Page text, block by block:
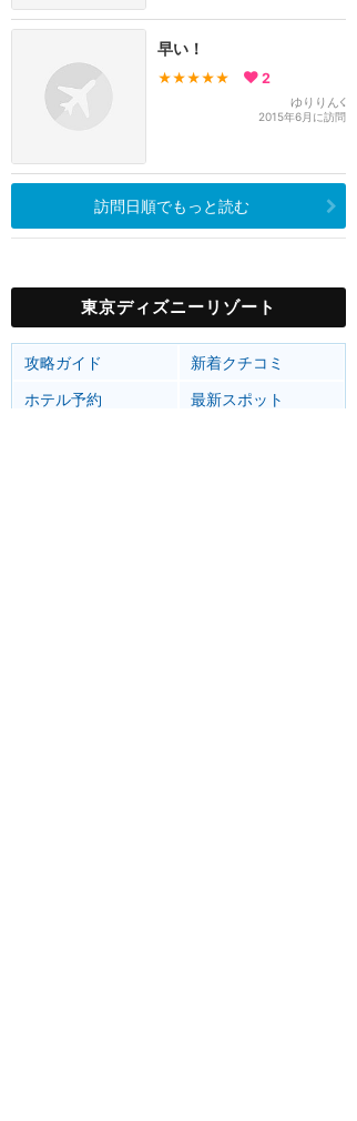
早い！
★★★★★ 2
ゆりりん☇
2015年6月に訪問
訪問日順でもっと読む
東京ディズニーリゾート
攻略ガイド
新着クチコミ
ホテル予約
最新スポット